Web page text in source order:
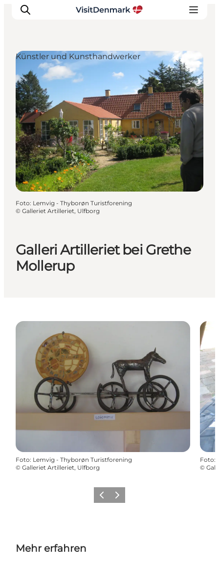
Inspiration
Regionen
Erlebnisse
Unterkünfte
Reiseplanung
Galleri Artilleriet bei Grethe
Mollerup
Künstler und Kunsthandwerker
Foto: Lemvig - Thyborøn Turistforening
© Galleriet Artilleriet, Ulfborg
Foto: Lemvig - Thyborøn Turistforening
© Galleriet Artilleriet, Ulfborg
Foto:
©
ZurückWeiter
Mehr erfahren